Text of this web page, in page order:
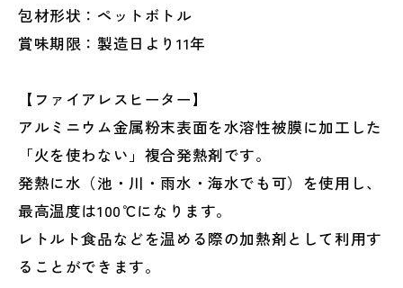
包材形状：ペットボトル
賞味期限：製造日より11年
【ファイアレスヒーター】
アルミニウム金属粉末表面を水溶性被膜に加工した
「火を使わない」複合発熱剤です。
発熱に水（池・川・雨水・海水でも可）を使用し、
最高温度は100℃になります。
レトルト食品などを温める際の加熱剤として利用す
ることができます。